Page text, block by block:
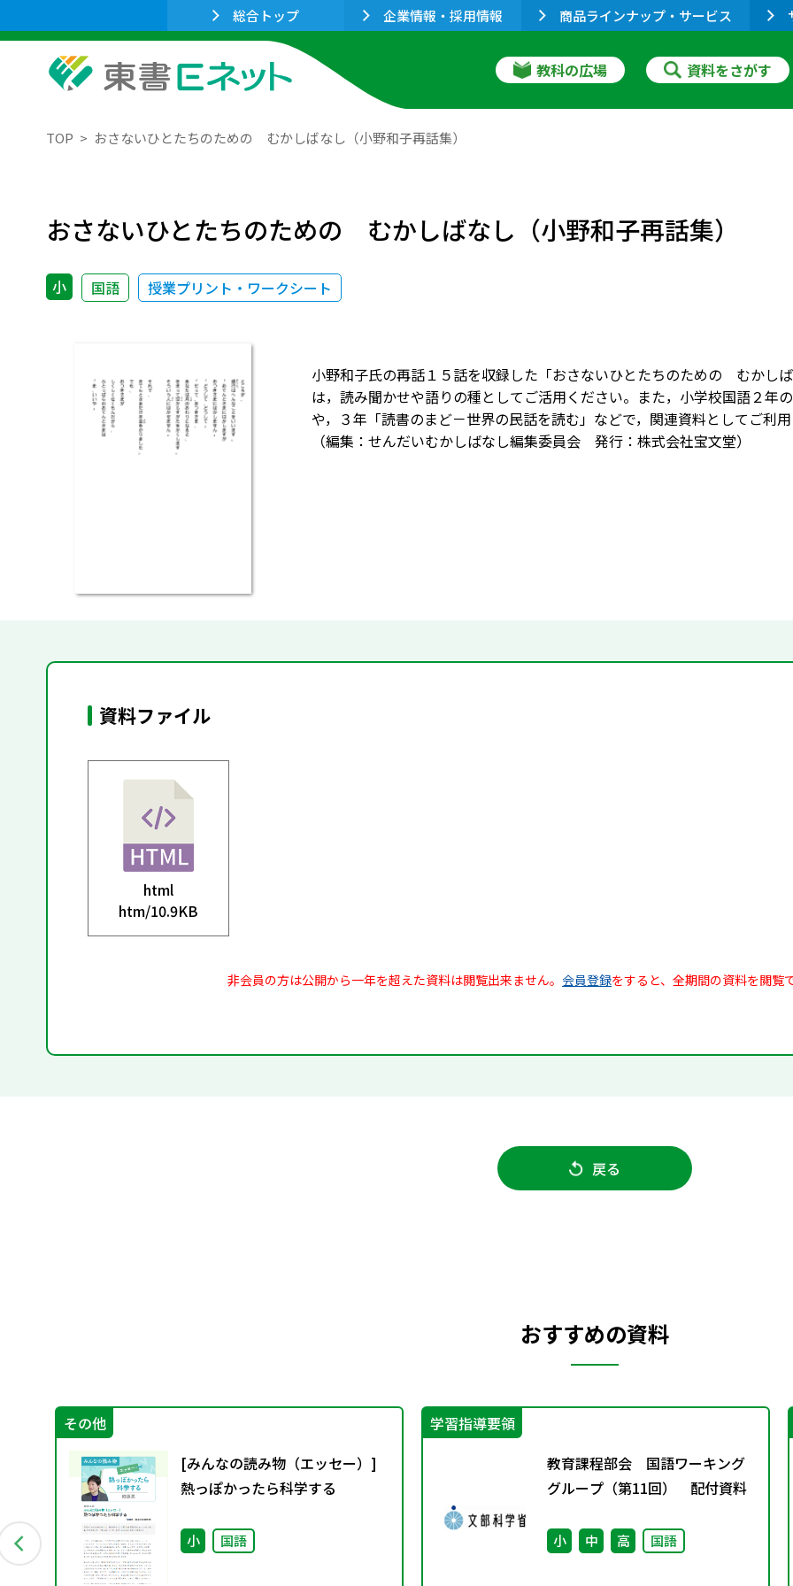
総合トップ 企業情報・採用情報 商品ラインナップ・サービス
教科の広場 資料をさがす
TOP おさないひとたちのための むかしばなし（小野和子再話集）
おさないひとたちのための むかしばなし（小野和子再話集）
小 国語 授業プリント・ワークシート
小野和子氏の再話１５話を収録した「おさないひとたちのための むかし
は，読み聞かせや語りの種としてご活用ください。また，小学校国語２年
や，３年「読書のまど－世界の民話を読む」などで，関連資料としてご利用
（編集：せんだいむかしばなし編集委員会 発行：株式会社宝文堂）
資料ファイル
html
htm/10.9KB
非会員の方は公開から一年を超えた資料は閲覧出来ません。 会員登録をすると、全期間の資料を閲覧
戻る
おすすめの資料
その他
[みんなの読み物（エッセー）]
熱っぽかったら科学する
小 国語
学習指導要領
教育課程部会 国語ワーキング
グループ（第11回） 配付資料
小 中 高 国語